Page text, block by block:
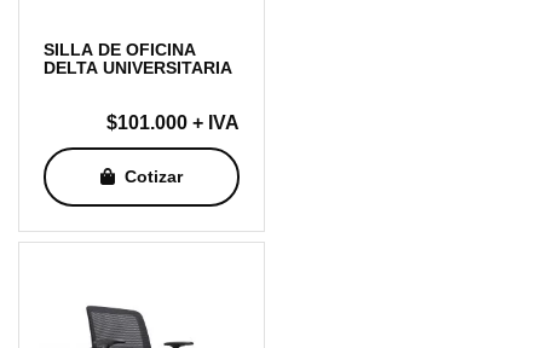
SILLA DE OFICINA
DELTA UNIVERSITARIA
$101.000 + IVA
Cotizar